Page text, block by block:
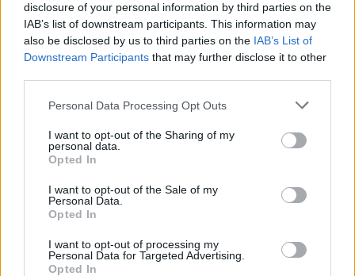
disclosure of your personal information by third parties on the
IAB’s list of downstream participants. This information may
also be disclosed by us to third parties on the IAB’s List of
Downstream Participants that may further disclose it to other
Personal Data Processing Opt Outs
I want to opt-out of the Sharing of my
personal data.
Opted In
I want to opt-out of the Sale of my
Personal Data.
Opted In
I want to opt-out of processing my
Personal Data for Targeted Advertising.
Opted In
αρχή μιας νέας εποχής όπου η επιστήμη, η
καινοτομία και ο σεβασμός προς τον
καταναλωτή θα καθορίσουν το μέλλον της